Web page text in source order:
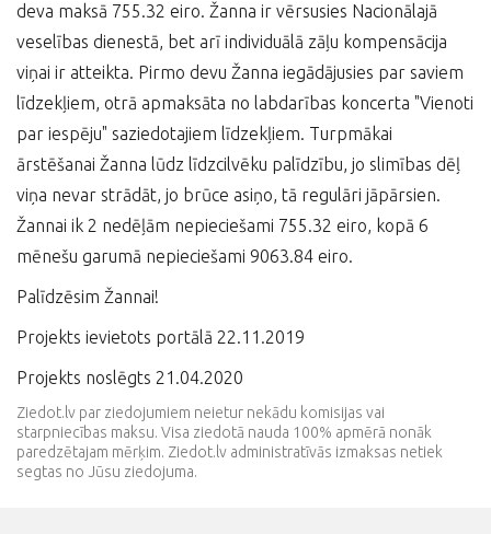
deva maksā 755.32 eiro. Žanna ir vērsusies Nacionālajā
veselības dienestā, bet arī individuālā zāļu kompensācija
viņai ir atteikta. Pirmo devu Žanna iegādājusies par saviem
līdzekļiem, otrā apmaksāta no labdarības koncerta "Vienoti
par iespēju" saziedotajiem līdzekļiem. Turpmākai
ārstēšanai Žanna lūdz līdzcilvēku palīdzību, jo slimības dēļ
viņa nevar strādāt, jo brūce asiņo, tā regulāri jāpārsien.
Žannai ik 2 nedēļām nepieciešami 755.32 eiro, kopā 6
mēnešu garumā nepieciešami 9063.84 eiro.
Palīdzēsim Žannai!
Projekts ievietots portālā 22.11.2019
Projekts noslēgts 21.04.2020
Ziedot.lv par ziedojumiem neietur nekādu komisijas vai
starpniecības maksu. Visa ziedotā nauda 100% apmērā nonāk
paredzētajam mērķim. Ziedot.lv administratīvās izmaksas netiek
segtas no Jūsu ziedojuma.